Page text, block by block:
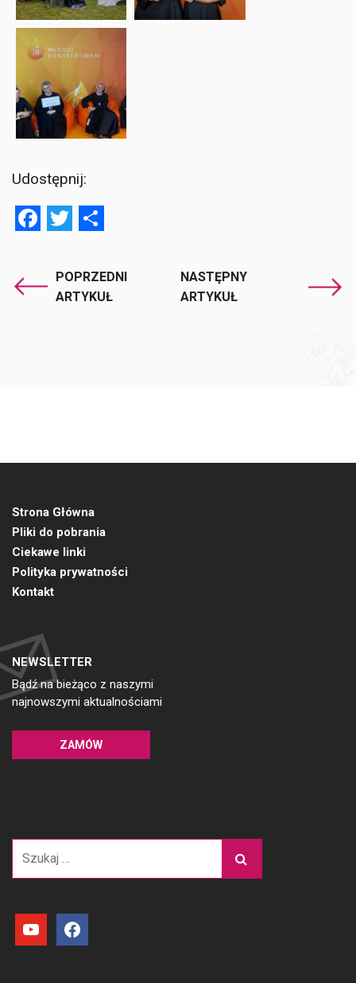
Udostępnij:
Facebook
Twitter
POPRZEDNI
ARTYKUŁ
NASTĘPNY
ARTYKUŁ
Strona Główna
Pliki do pobrania
Ciekawe linki
Polityka prywatności
Kontakt
NEWSLETTER
Bądź na bieżąco z naszymi
najnowszymi aktualnościami
ZAMÓW
youtube facebook